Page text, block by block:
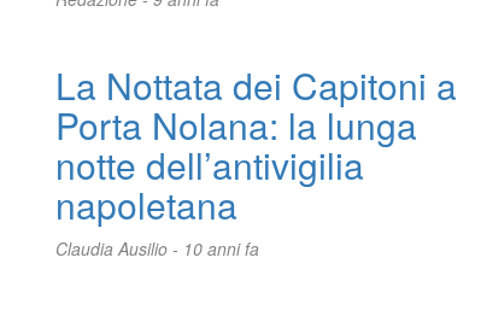
La Nottata dei Capitoni a
Porta Nolana: la lunga
notte dell’antivigilia
napoletana
Claudia Ausilio - 10 anni fa